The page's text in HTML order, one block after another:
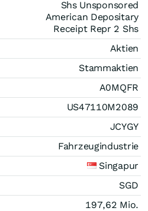
Shs Unsponsored
American Depositary
Receipt Repr 2 Shs
Aktien
Stammaktien
A0MQFR
US47110M2089
JCYGY
Fahrzeugindustrie
Singapur
SGD
197,62 Mio.